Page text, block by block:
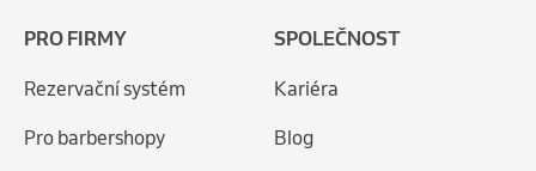
PRO FIRMY
Rezervační systém
Pro barbershopy
SPOLEČNOST
Kariéra
Blog